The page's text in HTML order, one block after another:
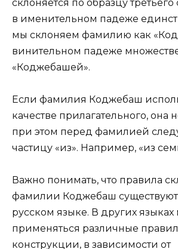
склоняется по образцу
в именительном падеже
мы склоняем фамилию как
винительном падеже
«Коджебашей».
Если фамилия Коджебаш
качестве прилагательного, она
при этом перед фамилией
частицу «из». Например, «из
Важно понимать, что правила
фамилии Коджебаш существуют
русском языке. В других языках
применяться различные
конструкции, в зависимости от